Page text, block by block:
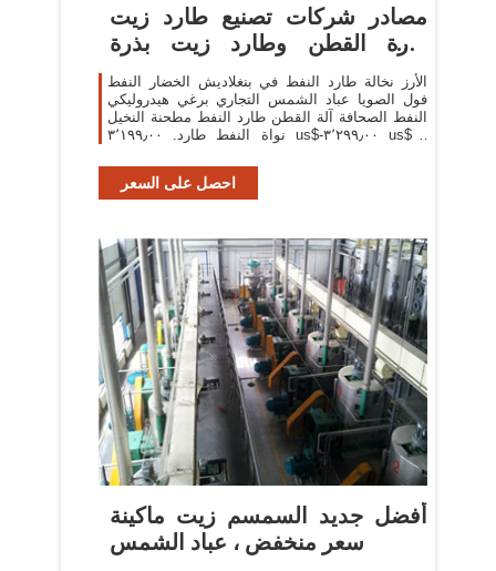
مصادر شركات تصنيع طارد زيت
بذرة القطن وطارد زيت بذرة
القطن
الأرز نخالة طارد النفط في بنغلاديش الخضار النفط
فول الصويا عباد الشمس التجاري برغي هيدروليكي
النفط الصحافة آلة القطن طارد النفط مطحنة النخيل
نواة النفط طارد. ٣٬١٩٩٫٠٠ us$-٣٬٢٩٩٫٠٠ us$ /
احصل على السعر
أفضل جديد السمسم زيت ماكينة
سعر منخفض ، عباد الشمس